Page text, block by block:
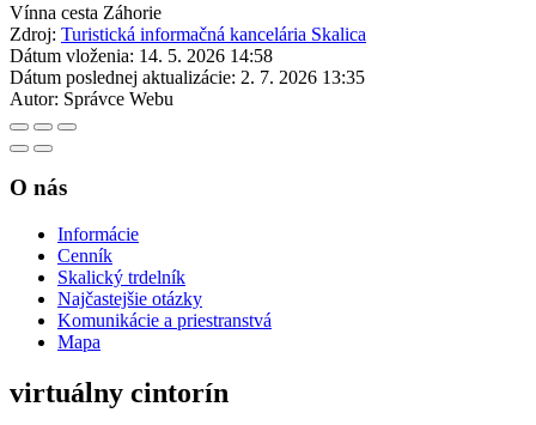
Vínna cesta Záhorie
Zdroj: Turistická informačná kancelária Skalica
Dátum vloženia: 14. 5. 2026 14:58
Dátum poslednej aktualizácie: 2. 7. 2026 13:35
Autor: Správce Webu
O nás
Informácie
Cenník
Skalický trdelník
Najčastejšie otázky
Komunikácie a priestranstvá
Mapa
virtuálny cintorín